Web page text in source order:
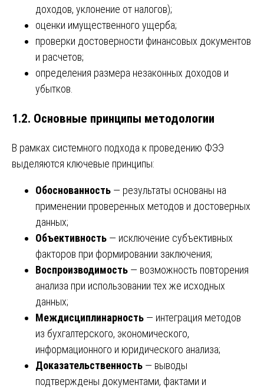
доходов, уклонение от налогов);
оценки имущественного ущерба;
проверки достоверности финансовых документов
и расчетов;
определения размера незаконных доходов и
убытков.
1.2. Основные принципы методологии
В рамках системного подхода к проведению ФЭЭ
выделяются ключевые принципы:
Обоснованность — результаты основаны на
применении проверенных методов и достоверных
данных;
Объективность — исключение субъективных
факторов при формировании заключения;
Воспроизводимость — возможность повторения
анализа при использовании тех же исходных
данных;
Междисциплинарность — интеграция методов
из бухгалтерского, экономического,
информационного и юридического анализа;
Доказательственность — выводы
подтверждены документами, фактами и